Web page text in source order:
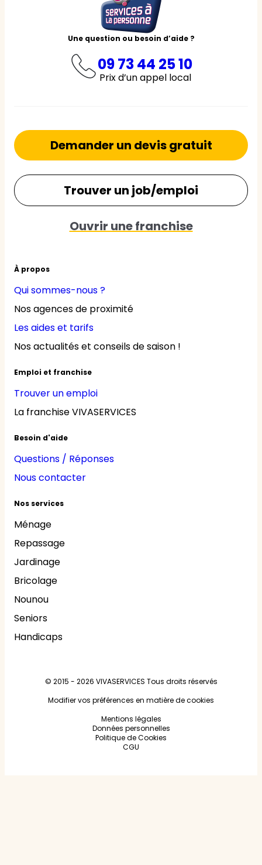
Une question ou besoin d’aide ?
09 73 44 25 10
Prix d’un appel local
À propos
Qui sommes-nous ?
Nos agences de proximité
Les aides et tarifs
Nos actualités et conseils de saison !
Emploi et franchise
Trouver un emploi
La franchise VIVASERVICES
Besoin d'aide
Questions / Réponses
Nous contacter
Nos services
Ménage
Repassage
Jardinage
Bricolage
Nounou
Seniors
Handicaps
Demander un devis gratuit
Trouver un job/emploi
Ouvrir une franchise
© 2015 - 2026 VIVASERVICES Tous droits réservés
Modifier vos préférences en matière de cookies
Mentions légales
Données personnelles
Politique de Cookies
CGU